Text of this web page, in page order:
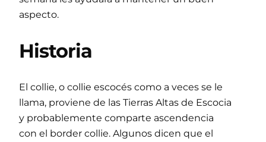
aspecto.
Historia
El collie, o collie escocés como a veces se le
llama, proviene de las Tierras Altas de Escocia
y probablemente comparte ascendencia
con el border collie. Algunos dicen que el